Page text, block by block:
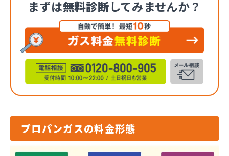
まずは無料診断してみませんか？
プロパンガスの料金形態